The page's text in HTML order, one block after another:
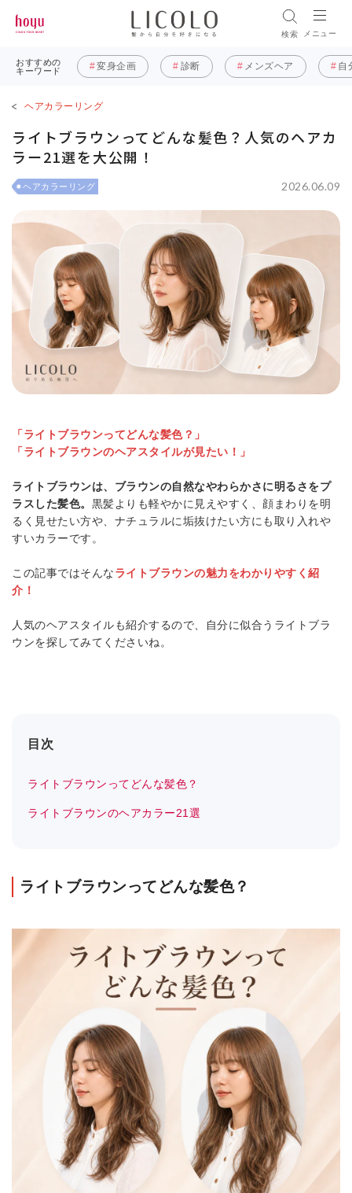
検索 メニュー
おすすめの
キーワード
変身企画 診断 メンズヘア 自
ヘアカラーリング
ライトブラウンってどんな髪色？人気のヘアカ
ラー21選を大公開！
2026.06.09
ヘアカラーリング
「ライトブラウンってどんな髪色？」
「ライトブラウンのヘアスタイルが見たい！」
ライトブラウンは、ブラウンの自然なやわらかさに明るさをプ
ラスした髪色。 黒髪よりも軽やかに見えやすく、顔まわりを明
るく見せたい方や、ナチュラルに垢抜けたい方にも取り入れや
すいカラーです。
この記事ではそんなライトブラウンの魅力をわかりやすく紹
介！
人気のヘアスタイルも紹介するので、自分に似合うライトブラ
ウンを探してみてくださいね。
目次
ライトブラウンってどんな髪色？
ライトブラウンのヘアカラー21選
ライトブラウンってどんな髪色？